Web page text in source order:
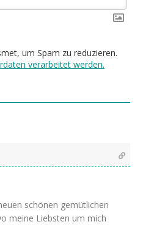
um Spam zu reduzieren.
verarbeitet werden.
schönen gemütlichen
meine Liebsten um mich